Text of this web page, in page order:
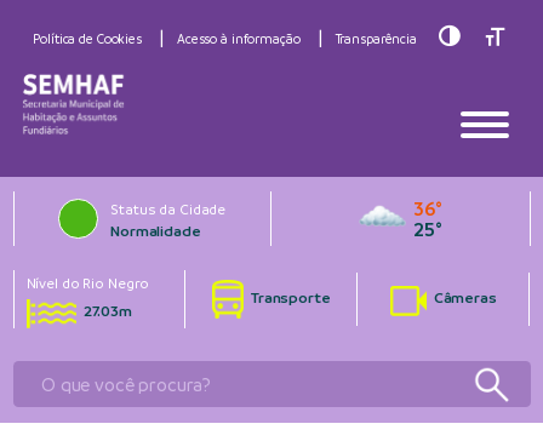
Política de Cookies Acesso à informação Transparência Toggle
Status da Cidade
Normalidade
36°
25°
Nível do Rio Negro
27.03m
Transporte Câmeras